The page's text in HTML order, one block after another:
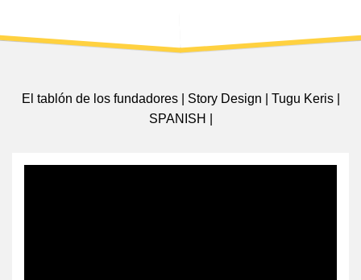
El tablón de los fundadores | Story Design | Tugu Keris |
SPANISH |